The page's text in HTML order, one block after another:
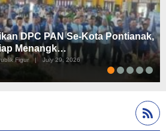
DPC PAN Se-Kota Pontianak,
Menangk…
Figur | July 29, 2026